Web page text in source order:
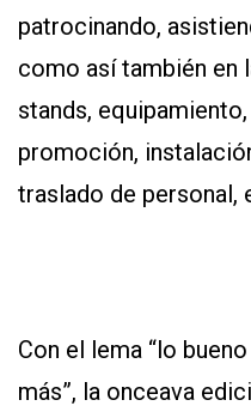
patrocinando,
como así también en
stands,
promoción,
traslado de personal,
Con el lema “lo
más”, la onceava